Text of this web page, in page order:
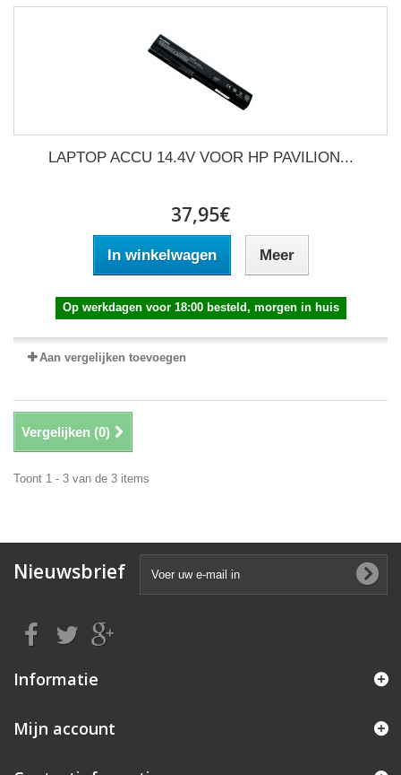
LAPTOP ACCU 14.4V VOOR HP PAVILION...
37,95€
In winkelwagen Meer
Op werkdagen voor 18:00 besteld, morgen in huis
Aan vergelijken toevoegen
Vergelijken (0)
Toont 1 - 3 van de 3 items
Nieuwsbrief
Informatie
Mijn account